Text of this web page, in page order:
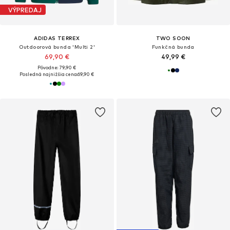
VÝPREDAJ
ADIDAS TERREX
Outdoorová bunda 'Multi 2'
69,90 €
Pôvodne: 79,90 €
Posledná najnižšia cena:69,90 €
TWO SOON
Funkčná bunda
49,99 €